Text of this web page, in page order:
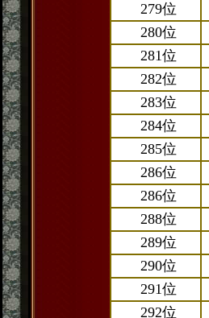
279位
280位
281位
282位
283位
284位
285位
286位
286位
288位
289位
290位
291位
292位